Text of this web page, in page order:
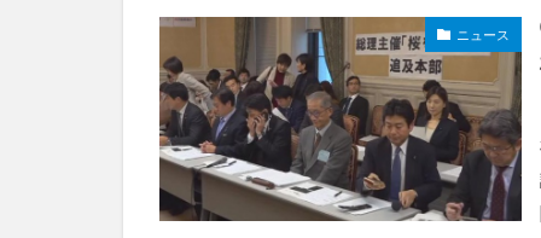
ニュース